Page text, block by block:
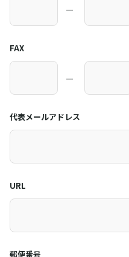
―
FAX
―
代表メールアドレス
URL
郵便番号